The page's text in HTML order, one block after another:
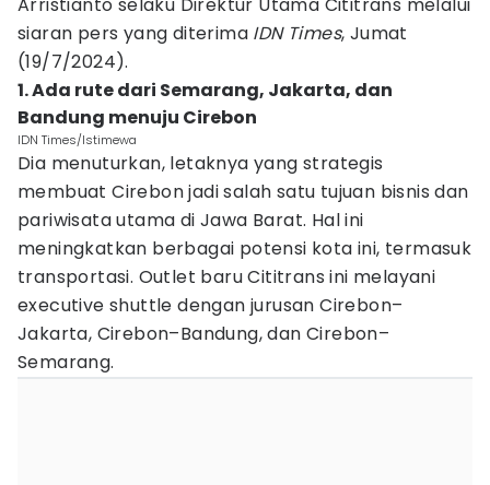
siaran pers yang diterima IDN Times, Jumat
(19/7/2024).
1. Ada rute dari Semarang, Jakarta, dan
Bandung menuju Cirebon
IDN Times/Istimewa
Dia menuturkan, letaknya yang strategis
membuat Cirebon jadi salah satu tujuan bisnis dan
pariwisata utama di Jawa Barat. Hal ini
meningkatkan berbagai potensi kota ini, termasuk
transportasi. Outlet baru Cititrans ini melayani
executive shuttle dengan jurusan Cirebon–
Jakarta, Cirebon–Bandung, dan Cirebon–
Semarang.